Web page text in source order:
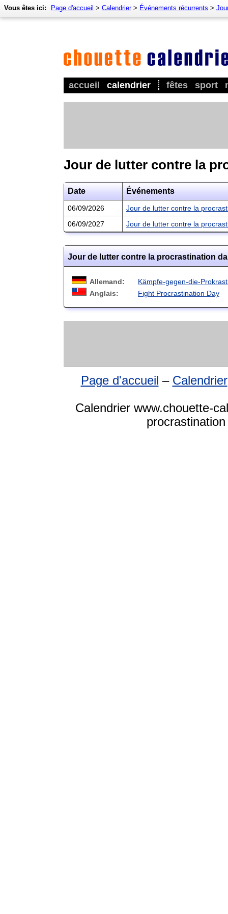
accueil calendrier fêtes sport
Vous êtes ici: Page d'accueil > Calendrier> Événements récurrents >
Jour de lutter contre la
Date Événements
06/09/2026
Jour de lutter contre la
06/09/2027
Jour de lutter contre la
Jour de lutter contre la procrastination
Allemand:
Kämpfe-gegen-die-
Anglais:
Fight Procrastination Day
Page d'accueil – Calendrier
Calendrier www.chouette-